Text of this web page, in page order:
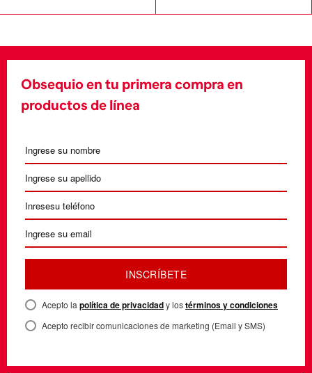
Obsequio en tu primera compra en
productos de línea
INSCRÍBETE
Acepto la política de privacidady lostérminos y condiciones
Acepto recibir comunicaciones de marketing (Email y SMS)